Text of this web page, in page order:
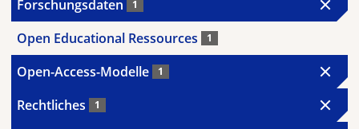
Forschungsdaten 1
Open Educational Ressources 1
Open-Access-Modelle 1
Rechtliches 1